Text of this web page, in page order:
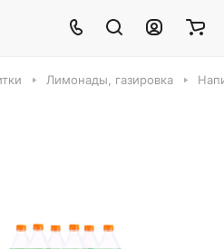
Лимонады, газировка